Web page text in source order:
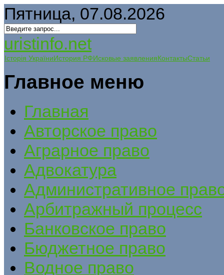
Пятница, 07.08.2026
uristinfo.net
Історія УкраїниИстория РФИсковые заявленияКонтактыСтатьи
Главное меню
Главная
Авторское право
Аграрное право
Адвокатура
Административное
Арбитражный процесс
Банковское право
Бюджетное право
Водное право